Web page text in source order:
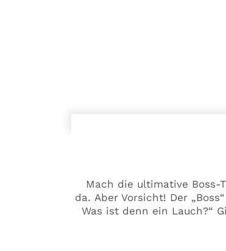
Mach die ultimative Boss-
da. Aber Vorsicht! Der
Was ist denn ein Lauch?“